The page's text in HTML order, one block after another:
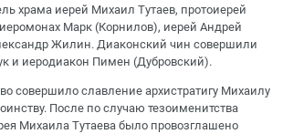
храма иерей Михаил Тутаев, протоиерей
Марк (Корнилов), иерей Андрей
Жилин. Диаконский чин совершили
и иеродиакон Пимен (Дубровский).
совершило славление архистратигу Михаилу
После по случаю тезоименитства
Михаила Тутаева было провозглашено